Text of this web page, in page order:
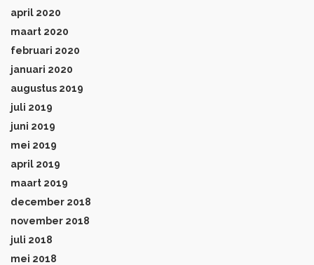
april 2020
maart 2020
februari 2020
januari 2020
augustus 2019
juli 2019
juni 2019
mei 2019
april 2019
maart 2019
december 2018
november 2018
juli 2018
mei 2018